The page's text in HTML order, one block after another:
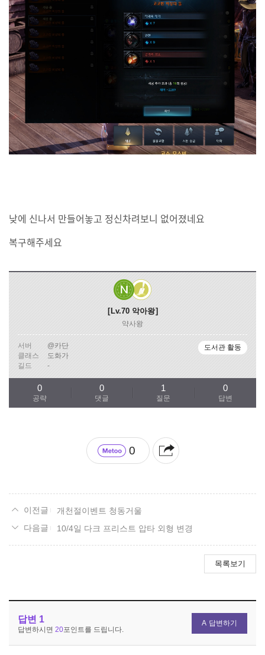
낮에 신나서 만들어놓고 정신차려보니 없어졌네요
복구해주세요
Lv.70 악아왕
약사왕
서버
@카단
클래스
도화가
길드
-
도서관 활동
공략
0
댓글
0
질문
1
답변
0
0
개천절이벤트 청동거울
10/4일 다크 프리스트 압타 외형 변경
목록보기
답변 1
답변하시면 20포인트를 드립니다.
답변하기